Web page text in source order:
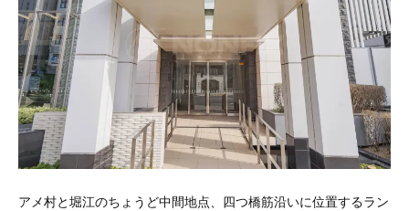
アメ村と堀江のちょうど中間地点、四つ橋筋沿いに位置するラン